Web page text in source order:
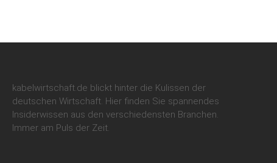
kabelwirtschaft.de blickt hinter die Kulissen der
deutschen Wirtschaft. Hier finden Sie spannendes
Insiderwissen aus den verschiedensten Branchen.
Immer am Puls der Zeit.